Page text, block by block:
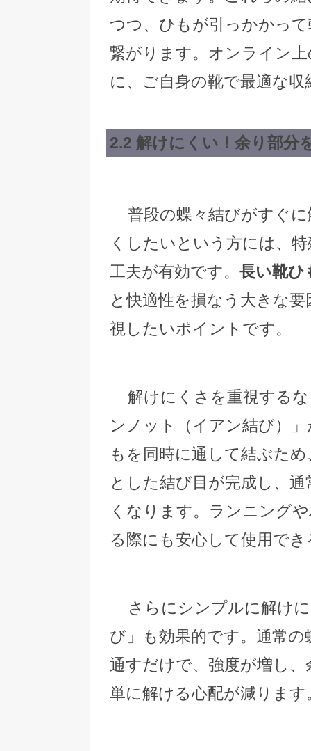
つつ、ひもが引っかかっ
繋がります。オンライン
に、ご自身の靴で最適な
2.2 解けにくい！余り部分
普段の蝶々結びがすぐ
くしたいという方には、
工夫が有効です。 長い靴ひ
と快適性を損なう大きな
視したいポイントです。
解けにくさを重視する
ンノット（イアン結び）
もを同時に通して結ぶた
とした結び目が完成し、
くなります。ランニング
る際にも安心して使用で
さらにシンプルに解け
び」も効果的です。通常
通すだけで、強度が増し
単に解ける心配が減ります